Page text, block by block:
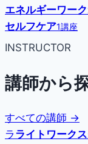
エネルギーワーク
セルフケア1講座
INSTRUCTOR
講師から
すべての講師 →
ラ ライトワークス